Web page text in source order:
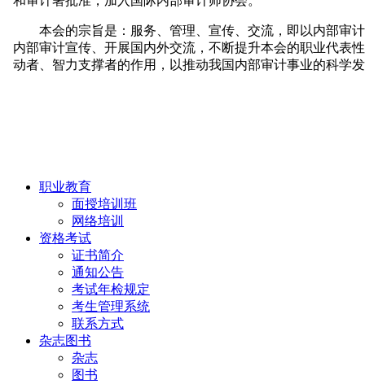
职业教育
面授培训班
网络培训
资格考试
证书简介
通知公告
考试年检规定
考生管理系统
联系方式
杂志图书
杂志
图书